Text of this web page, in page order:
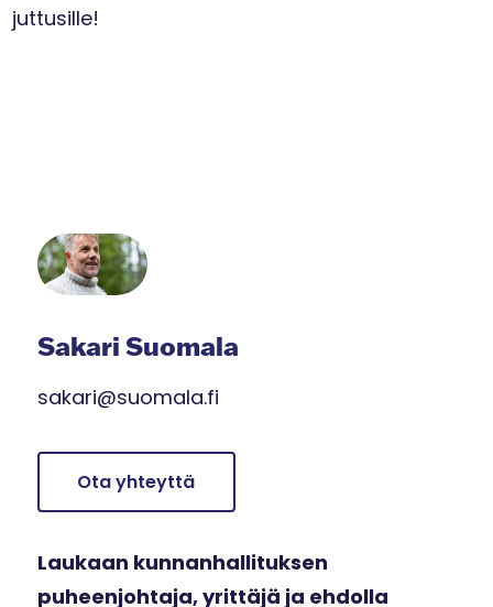
juttusille!
Sakari Suomala
sakari@suomala.fi
Ota yhteyttä
Laukaan kunnanhallituksen
puheenjohtaja, yrittäjä ja ehdolla